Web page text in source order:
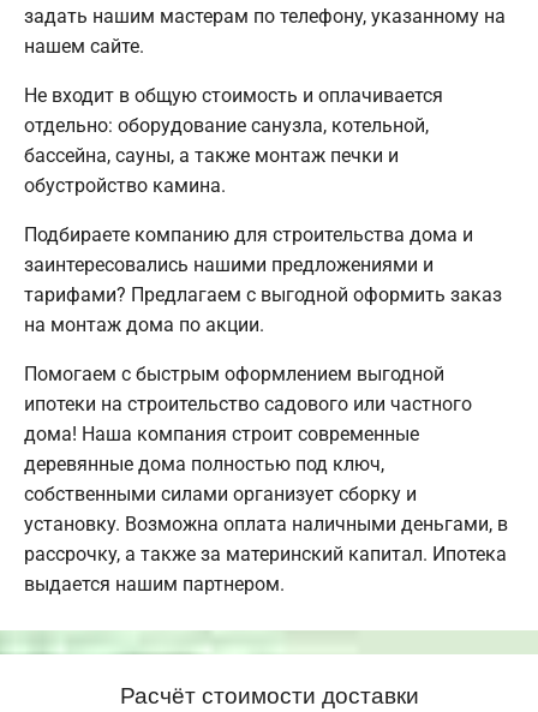
задать нашим мастерам по телефону, указанному на
нашем сайте.
Не входит в общую стоимость и оплачивается
отдельно: оборудование санузла, котельной,
бассейна, сауны, а также монтаж печки и
обустройство камина.
Подбираете компанию для строительства дома и
заинтересовались нашими предложениями и
тарифами? Предлагаем с выгодной оформить заказ
на монтаж дома по акции.
Помогаем с быстрым оформлением выгодной
ипотеки на строительство садового или частного
дома! Наша компания строит современные
деревянные дома полностью под ключ,
собственными силами организует сборку и
установку. Возможна оплата наличными деньгами, в
рассрочку, а также за материнский капитал. Ипотека
выдается нашим партнером.
Расчёт стоимости доставки